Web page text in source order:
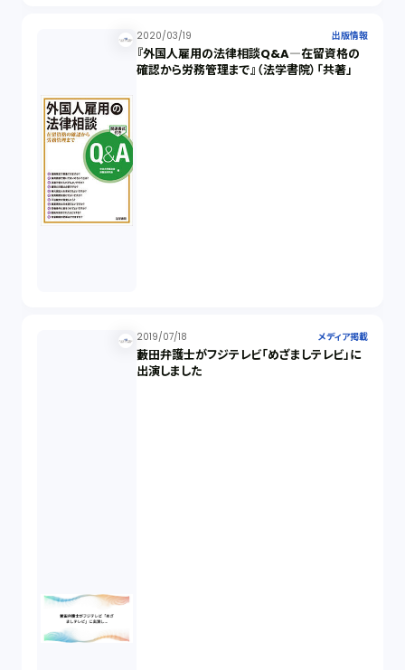
2020/03/19 出版情報
『外国人雇用の法律相談Q&A―在留資格の
確認から労務管理まで』（法学書院）「共著」
2019/07/18 メディア掲載
藪田弁護士がフジテレビ「めざましテレビ」に
出演しました